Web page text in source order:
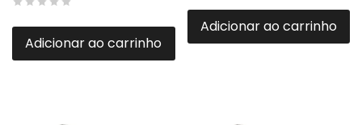
Adicionar ao carrinho
Adicionar ao carrinho